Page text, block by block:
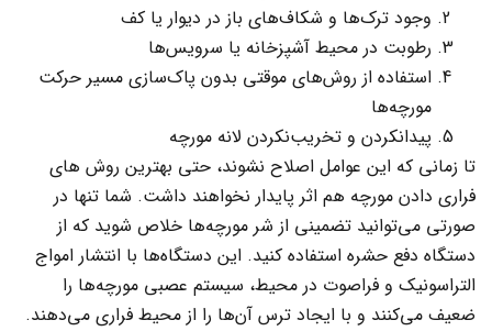
وجود ترک‌ها و شکاف‌های باز در دیوار یا کف
رطوبت در محیط آشپزخانه یا سرویس‌ها
استفاده از روش‌های موقتی بدون پاک‌سازی مسیر حرکت
مورچه‌ها
پیدانکردن و تخریب‌نکردن لانه مورچه
تا زمانی که این عوامل اصلاح نشوند، حتی بهترین روش‌ های
فراری ‌دادن مورچه هم اثر پایدار نخواهند داشت. شما تنها در
صورتی می‌توانید تضمینی از شر مورچه‌ها خلاص شوید که از
دستگاه دفع حشره استفاده کنید. این دستگاه‌ها با انتشار امواج
التراسونیک و فراصوت در محیط، سیستم عصبی مورچه‌ها را
ضعیف می‌کنند و با ایجاد ترس آن‌ها را از محیط فراری می‌دهند.